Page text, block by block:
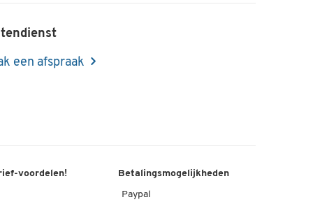
een afspraak
voordelen! Betalingsmogelijkheden
Paypal